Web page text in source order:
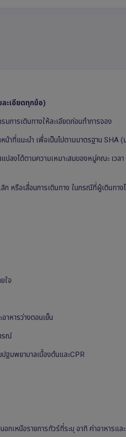
ะเอียดทุกข้อ)
การเดินทางให้ละเอียดก่อนทำการจอง
าที่แนะนำ เพื่อเป็นไปตามมาตรฐาน SHA
แปลงได้ตามความเหมาะสมของหมู่คณะ เว
ก หรือเลื่อนการเดินทาง ในกรณีที่ผู้เดินทาง
ใจ
อาหารว่างตอนเย็น
รณ์
ฐมพยาบาลเบื้องต้นและCPR
อกเหนือรายการทัวร์ที่ระบุ อาทิ ค่าอาหารแ